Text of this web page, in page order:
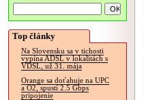
Top články
Na Slovensku sa v tichosti
vypína ADSL v lokalitách s
VDSL, už 31. mája
Orange sa doťahuje na UPC
a O2, spustí 2.5 Gbps
pripojenie